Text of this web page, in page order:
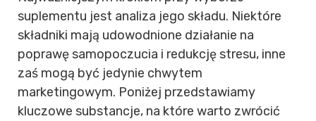
suplementu jest analiza jego składu. Niektóre
składniki mają udowodnione działanie na
poprawę samopoczucia i redukcję stresu, inne
zaś mogą być jedynie chwytem
marketingowym. Poniżej przedstawiamy
kluczowe substancje, na które warto zwrócić